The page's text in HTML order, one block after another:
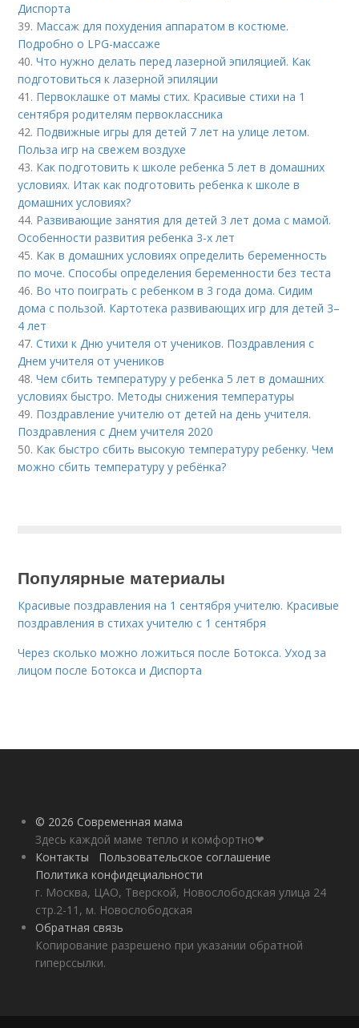
Диспорта
39. Массаж для похудения аппаратом в костюме.
Подробно о LPG-массаже
40.Что нужно делать перед лазерной эпиляцией. Как
подготовиться к лазерной эпиляции
41. Первоклашке от мамы стих. Красивые стихи на 1
сентября родителям первоклассника
42. Подвижные игры для детей 7 лет на улице летом.
Польза игр на свежем воздухе
43. Как подготовить к школе ребенка 5 лет в домашних
условиях. Итак как подготовить ребенка к школе в
домашних условиях?
44. Развивающие занятия для детей 3 лет дома с мамой.
Особенности развития ребенка 3-х лет
45. Как в домашних условиях определить беременность
по моче. Способы определения беременности без теста
46. Во что поиграть с ребенком в 3 года дома. Сидим
дома с пользой. Картотека развивающих игр для детей 3–
4 лет
47.Стихи к Дню учителя от учеников. Поздравления с
Днем учителя от учеников
48.Чем сбить температуру у ребенка 5 лет в домашних
условиях быстро. Методы снижения температуры
49. Поздравление учителю от детей на день учителя.
Поздравления с Днем учителя 2020
50. Как быстро сбить высокую температуру ребенку. Чем
можно сбить температуру у ребёнка?
Популярные материалы
Красивые поздравления на 1 сентября учителю. Красивые
поздравления в стихах учителю с 1 сентября
Через сколько можно ложиться после Ботокса. Уход за
лицом после Ботокса и Диспорта
© 2026 Современная мама
Здесь каждой маме тепло и комфортно❤
Контакты
Пользовательское соглашение
Политика конфидециальности
г. Москва, ЦАО, Тверской, Новослободская улица 24
стр.2-11, м. Новослободская
Обратная связь
Копирование разрешено при указании обратной
гиперссылки.